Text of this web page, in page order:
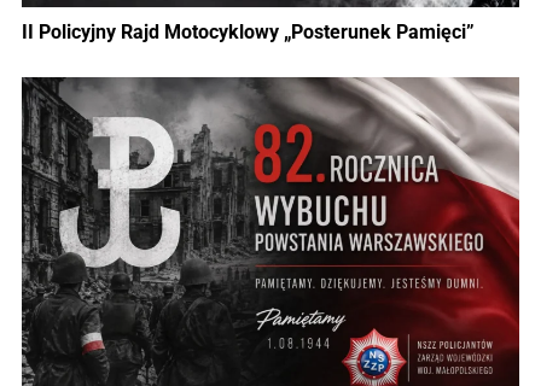
II Policyjny Rajd Motocyklowy „Posterunek Pamięci”